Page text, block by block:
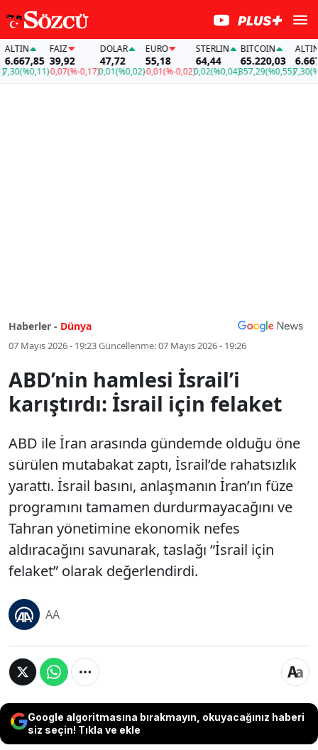
(%0,11)
FAİZ
39,92
-0,07(%-0,17)
DOLAR
47,72
0,01(%0,02)
EURO
55,18
-0,01(%-0,02)
STERLIN
64,44
0,02(%0,04)
BITCOIN
65.220,03
357,29(%0,55)
ALTIN
7,30
Haberler - Dünya
07 Mayıs 2026 - 19:23Güncellenme:07 Mayıs 2026 - 19:26
ABD’nin hamlesi İsrail’i
karıştırdı: İsrail için felaket
ABD ile İran arasında gündemde olduğu öne
sürülen mutabakat zaptı, İsrail’de rahatsızlık
yarattı. İsrail basını, anlaşmanın İran’ın füze
programını tamamen durdurmayacağını ve
Tahran yönetimine ekonomik nefes
aldıracağını savunarak, taslağı “İsrail için
felaket” olarak değerlendirdi.
AA
Google algoritmasına bırakmayın, okuyacağınız haberi
siz seçin! Tıkla ve ekle